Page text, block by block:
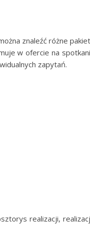
znaleźć różne
w ofercie na
zapytań.
realizacji,